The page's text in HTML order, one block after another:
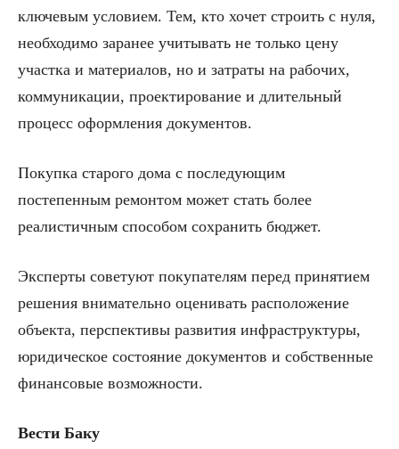
ключевым условием. Тем, кто хочет строить с нуля,
необходимо заранее учитывать не только цену
участка и материалов, но и затраты на рабочих,
коммуникации, проектирование и длительный
процесс оформления документов.
Покупка старого дома с последующим
постепенным ремонтом может стать более
реалистичным способом сохранить бюджет.
Эксперты советуют покупателям перед принятием
решения внимательно оценивать расположение
объекта, перспективы развития инфраструктуры,
юридическое состояние документов и собственные
финансовые возможности.
Вести Баку